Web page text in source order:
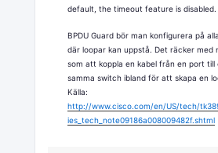
default, the timeout feature is disabled.
BPDU Guard bör man konfigurera på
där loopar kan uppstå. Det räcker med
som att koppla en kabel från en port till
samma switch ibland för att skapa en
Källa:
http://www.cisco.com/en/US/tech/
ies_tech_note09186a008009482f.shtml